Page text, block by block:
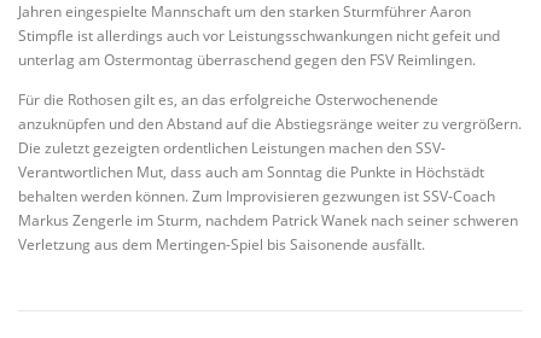
Jahren eingespielte Mannschaft um den starken Sturmführer Aaron
Stimpfle ist allerdings auch vor Leistungsschwankungen nicht gefeit und
unterlag am Ostermontag überraschend gegen den FSV Reimlingen.
Für die Rothosen gilt es, an das erfolgreiche Osterwochenende
anzuknüpfen und den Abstand auf die Abstiegsränge weiter zu vergrößern.
Die zuletzt gezeigten ordentlichen Leistungen machen den SSV-
Verantwortlichen Mut, dass auch am Sonntag die Punkte in Höchstädt
behalten werden können. Zum Improvisieren gezwungen ist SSV-Coach
Markus Zengerle im Sturm, nachdem Patrick Wanek nach seiner schweren
Verletzung aus dem Mertingen-Spiel bis Saisonende ausfällt.